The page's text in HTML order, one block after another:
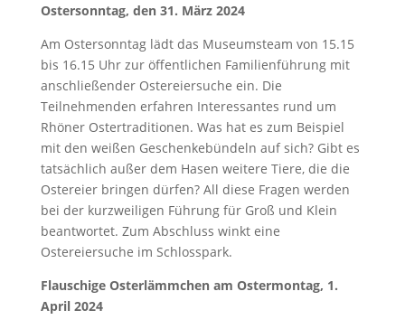
Ostersonntag, den 31. März 2024
Am Ostersonntag lädt das Museumsteam von 15.15
bis 16.15 Uhr zur öffentlichen Familienführung mit
anschließender Ostereiersuche ein. Die
Teilnehmenden erfahren Interessantes rund um
Rhöner Ostertraditionen. Was hat es zum Beispiel
mit den weißen Geschenkebündeln auf sich? Gibt es
tatsächlich außer dem Hasen weitere Tiere, die die
Ostereier bringen dürfen? All diese Fragen werden
bei der kurzweiligen Führung für Groß und Klein
beantwortet. Zum Abschluss winkt eine
Ostereiersuche im Schlosspark.
Flauschige Osterlämmchen am Ostermontag, 1.
April 2024